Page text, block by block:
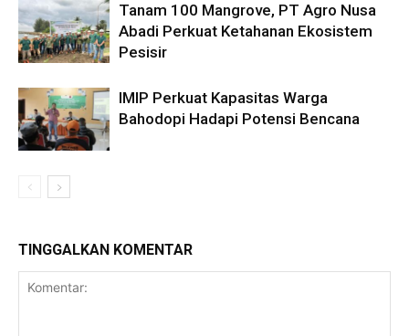
Tanam 100 Mangrove, PT Agro Nusa
Abadi Perkuat Ketahanan Ekosistem
Pesisir
IMIP Perkuat Kapasitas Warga
Bahodopi Hadapi Potensi Bencana
TINGGALKAN KOMENTAR